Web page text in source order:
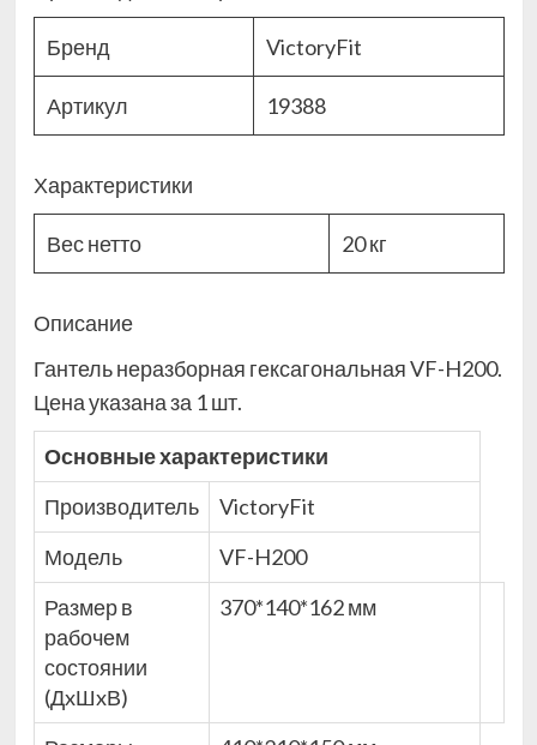
Бренд VictoryFit
Артикул 19388
Характеристики
Вес нетто 20 кг
Описание
Гантель неразборная гексагональная VF-H200.
Цена указана за 1 шт.
Основные характеристики
Производитель
VictoryFit
Модель
VF-H200
Размер в
рабочем
состоянии
(ДxШxВ)
370*140*162 мм